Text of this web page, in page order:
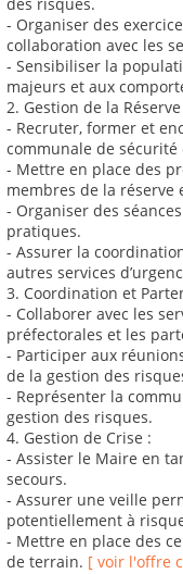
des risques.
- Organiser des
collaboration avec les
- Sensibiliser la
majeurs et aux
2. Gestion de la
- Recruter, former et
communale de sécurité
- Mettre en place des
membres de la réserve
- Organiser des
pratiques.
- Assurer la
autres services
3. Coordination et
- Collaborer avec les
préfectorales et les
- Participer aux
de la gestion des
- Représenter la
gestion des risques.
4. Gestion de Crise :
- Assister le Maire en
secours.
- Assurer une veille
potentiellement à
- Mettre en place des
de terrain. [ voir l'offre